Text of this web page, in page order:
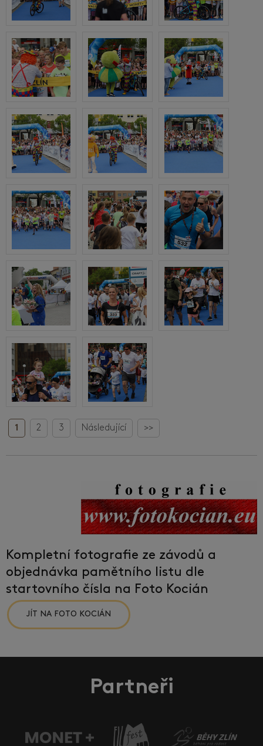
1 2 3 Následující >>
Kompletní fotografie ze závodů a
objednávka pamětního listu dle
startovního čísla na Foto Kocián
JÍT NA FOTO KOCIÁN
Partneři